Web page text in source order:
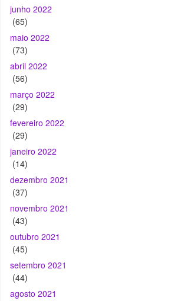
junho 2022
(65)
maio 2022
(73)
abril 2022
(56)
março 2022
(29)
fevereiro 2022
(29)
janeiro 2022
(14)
dezembro 2021
(37)
novembro 2021
(43)
outubro 2021
(45)
setembro 2021
(44)
agosto 2021